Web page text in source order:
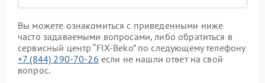
Вы можете ознакомиться с приведенными ниже
часто задаваемыми вопросами, либо обратиться в
сервисный центр “FIX-Beko” по следующему телефону
+7 (844) 290-70-26 если не нашли ответ на свой
вопрос.